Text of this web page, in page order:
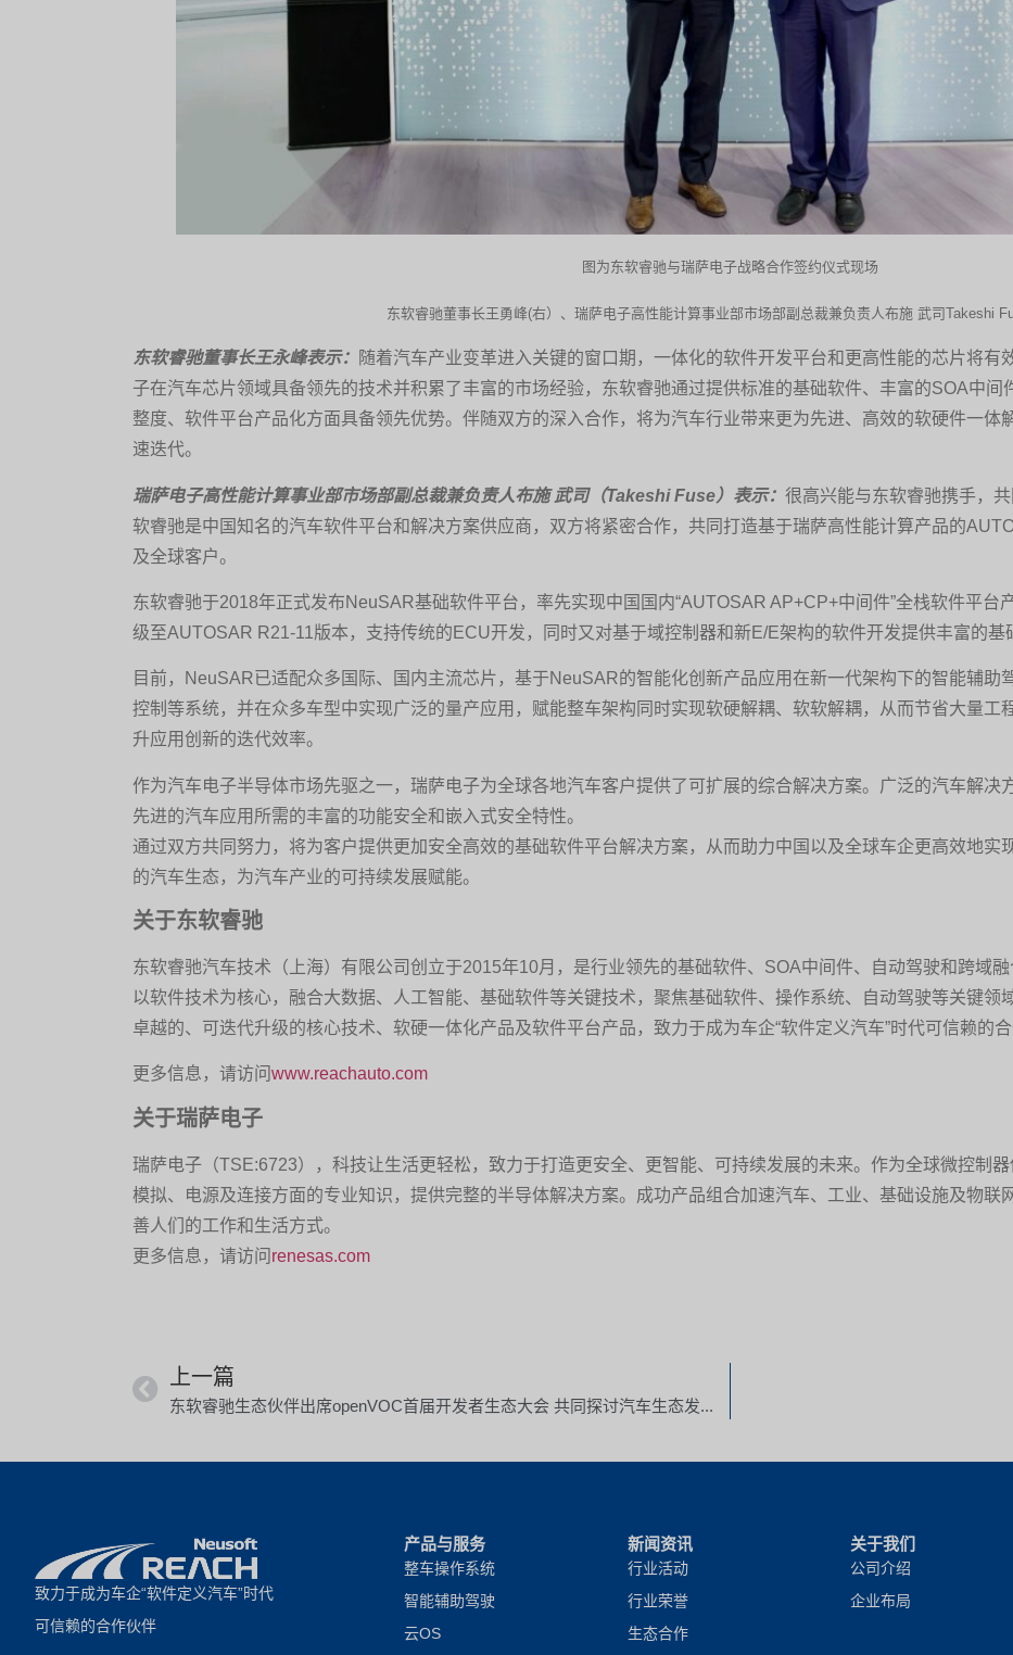
图为东软睿驰与瑞萨电子战略合作签约仪式现场
东软睿驰董事长王勇峰(右）、瑞萨电子高性能计算事业部市场部副总裁兼负责人布施 武司Takeshi
东软睿驰董事长王永峰表示：
随着汽车产业变革进入关键的窗口期，一体化的软件开发平台和更高性能的芯片将有
子在汽车芯片领域具备领先的技术并积累了丰富的市场经验，东软睿驰通过提供标准的基础软件、丰富的SOA中
整度、软件平台产品化方面具备领先优势。伴随双方的深入合作，将为汽车行业带来更为先进、高效的软硬件一体
速迭代。
瑞萨电子高性能计算事业部市场部副总裁兼负责人布施 武司（Takeshi Fuse）表示： 很高兴能与东软睿驰携手，
软睿驰是中国知名的汽车软件平台和解决方案供应商，双方将紧密合作，共同打造基于瑞萨高性能计算产品的
及全球客户。
东软睿驰于2018年正式发布NeuSAR基础软件平台，率先实现中国国内“AUTOSAR AP+CP+中间件”全栈软件平台
级至AUTOSAR R21-11版本，支持传统的ECU开发，同时又对基于域控制器和新E/E架构的软件开发提供丰富的基
目前，NeuSAR已适配众多国际、国内主流芯片，基于NeuSAR的智能化创新产品应用在新一代架构下的智能辅助
控制等系统，并在众多车型中实现广泛的量产应用，赋能整车架构同时实现软硬解耦、软软解耦，从而节省大量工
升应用创新的迭代效率。
作为汽车电子半导体市场先驱之一，瑞萨电子为全球各地汽车客户提供了可扩展的综合解决方案。广泛的汽车解决
先进的汽车应用所需的丰富的功能安全和嵌入式安全特性。
通过双方共同努力，将为客户提供更加安全高效的基础软件平台解决方案，从而助力中国以及全球车企更高效地实
的汽车生态，为汽车产业的可持续发展赋能。
关于东软睿驰
东软睿驰汽车技术（上海）有限公司创立于2015年10月，是行业领先的基础软件、SOA中间件、自动驾驶和跨域
以软件技术为核心，融合大数据、人工智能、基础软件等关键技术，聚焦基础软件、操作系统、自动驾驶等关键领
卓越的、可迭代升级的核心技术、软硬一体化产品及软件平台产品，致力于成为车企“软件定义汽车”时代可信赖的合
更多信息，请访问 www.reachauto.com
关于瑞萨电子
瑞萨电子（TSE:6723），科技让生活更轻松，致力于打造更安全、更智能、可持续发展的未来。作为全球微控制
模拟、电源及连接方面的专业知识，提供完整的半导体解决方案。成功产品组合加速汽车、工业、基础设施及物联
善人们的工作和生活方式。
更多信息，请访问 renesas.com
上一篇
东软睿驰生态伙伴出席openVOC首届开发者生态大会 共同探讨汽车生态发展新范式
致力于成为车企“软件定义汽车”时代
可信赖的合作伙伴
产品与服务
整车操作系统
智能辅助驾驶
云OS
新闻资讯
行业活动
行业荣誉
生态合作
关于我们
公司介绍
企业布局